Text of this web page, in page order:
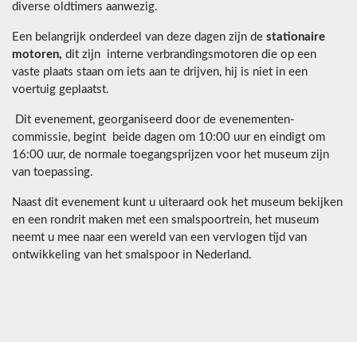
diverse oldtimers aanwezig.
Een belangrijk onderdeel van deze dagen zijn de stationaire
motoren, dit zijn interne verbrandingsmotoren die op een
vaste plaats staan om iets aan te drijven, hij is niet in een
voertuig geplaatst.
Dit evenement, georganiseerd door de evenementen-
commissie, begint beide dagen om 10:00 uur en eindigt om
16:00 uur, de normale toegangsprijzen voor het museum zijn
van toepassing.
Naast dit evenement kunt u uiteraard ook het museum bekijken
en een rondrit maken met een smalspoortrein, het museum
neemt u mee naar een wereld van een vervlogen tijd van
ontwikkeling van het smalspoor in Nederland.